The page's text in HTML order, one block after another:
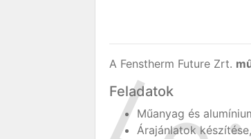
A Fenstherm Future Zrt.
Feladatok
Műanyag és
Árajánlatok